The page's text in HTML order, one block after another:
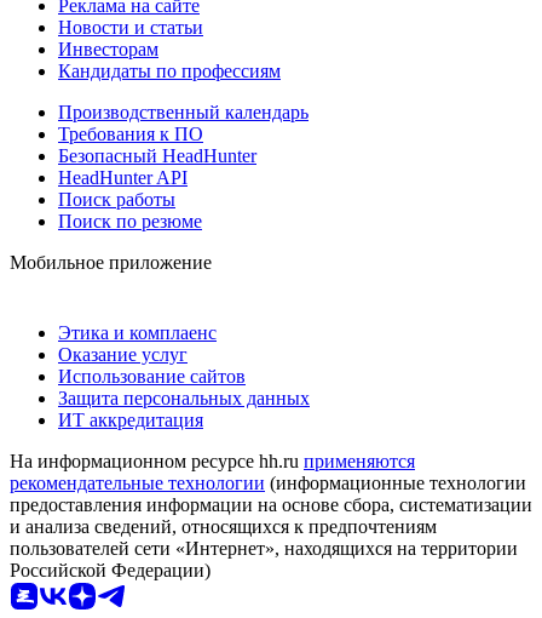
Реклама на сайте
Новости и статьи
Инвесторам
Кандидаты по профессиям
Производственный календарь
Требования к ПО
Безопасный HeadHunter
HeadHunter API
Поиск работы
Поиск по резюме
Мобильное приложение
Этика и комплаенс
Оказание услуг
Использование сайтов
Защита персональных данных
ИТ аккредитация
На информационном ресурсе hh.ru применяются
рекомендательные технологии (информационные технологии
предоставления информации на основе сбора, систематизации
и анализа сведений, относящихся к предпочтениям
пользователей сети «Интернет», находящихся на территории
Российской Федерации)